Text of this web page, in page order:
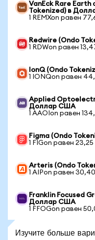
VanEck Rare Earth
Tokenized) в
1 REMXon равен
Redwire (Ondo
1 RDWon равен
IonQ (Ondo
1 IONQon равен
Applied
Доллар США
1 AAOIon равен
Figma (Ondo
1 FIGon равен 23,25
Arteris (Ondo
1 AIPon равен
Franklin Focused
Доллар США
1 FFOGon равен
Изучите больше